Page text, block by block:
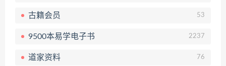
古籍会员 53
9500本易学电子书 2237
道家资料 76